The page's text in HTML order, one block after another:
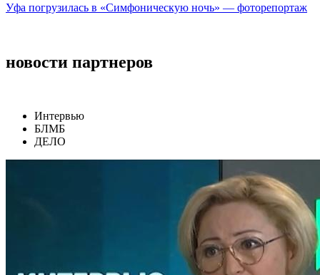
Уфа погрузилась в «Симфоническую ночь» — фоторепортаж
новости партнеров
Интервью
БЛМБ
ДЕЛО